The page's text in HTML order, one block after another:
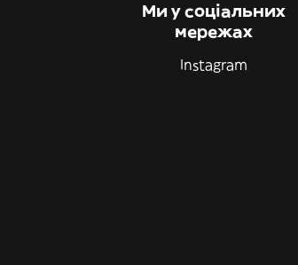
Ми у соціальних
мережах
Instagram